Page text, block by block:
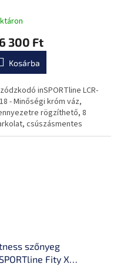
300 Ft
Kosárba
inSPORTline LCR-
- Minőségi króm váz,
rögzíthető, 8
csúszásmentes
otthoni használatra
szőnyeg
Fity X